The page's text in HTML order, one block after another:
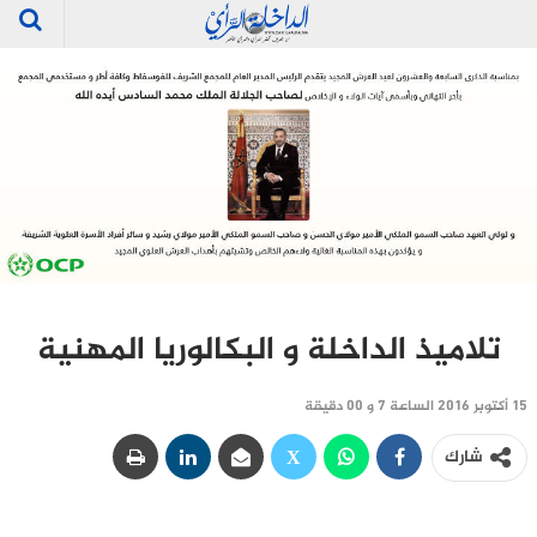
تلاميذ الداخلة و البكالوريا المهنية
15 أكتوبر 2016 الساعة 7 و 00 دقيقة
شارك